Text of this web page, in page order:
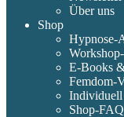
Über uns
Shop
Hypnose-
E-Books
Femdom-
Individuell
Shop-FAQ